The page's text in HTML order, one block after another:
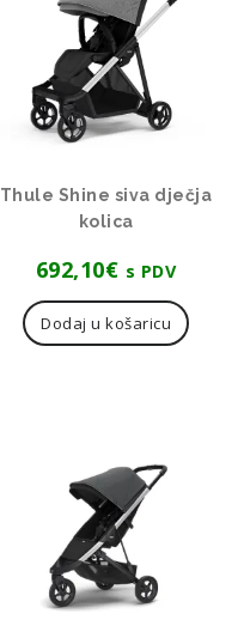
Thule Shine siva dječja
kolica
692,10€ s PDV
Dodaj u košaricu